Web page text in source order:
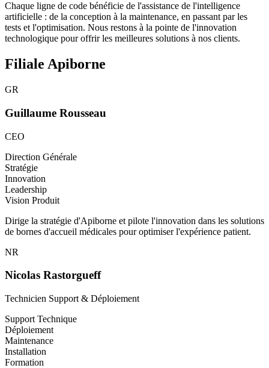
Chaque ligne de code bénéficie de l'assistance de l'intelligence
artificielle : de la conception à la maintenance, en passant par les
tests et l'optimisation. Nous restons à la pointe de l'innovation
technologique pour offrir les meilleures solutions à nos clients.
Filiale Apiborne
GR
Guillaume Rousseau
CEO
Direction Générale
Stratégie
Innovation
Leadership
Vision Produit
Dirige la stratégie d'Apiborne et pilote l'innovation dans les solutions
de bornes d'accueil médicales pour optimiser l'expérience patient.
NR
Nicolas Rastorgueff
Technicien Support & Déploiement
Support Technique
Déploiement
Maintenance
Installation
Formation